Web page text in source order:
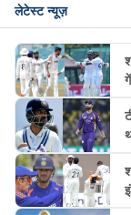
लेटेस्ट न्यूज़